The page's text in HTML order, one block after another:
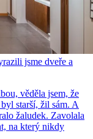
jsme dveře a
věděla jsem, že
starší, žil sám. A
žaludek. Zavolala
na který nikdy